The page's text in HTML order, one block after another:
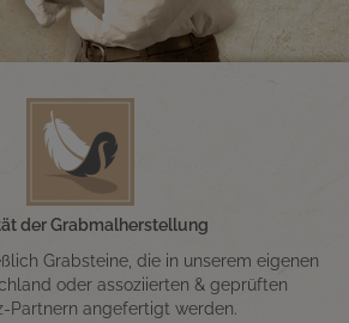
der Grabmalherstellung
Grabsteine, die in unserem eigenen
oder assoziierten & geprüften
Partnern angefertigt werden.